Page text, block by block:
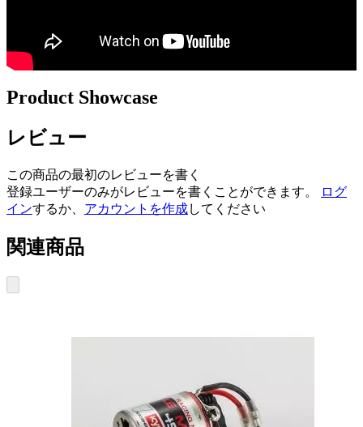
Product Showcase
レビュー
この商品の最初のレビューを書く
登録ユーザーのみがレビューを書くことができます。
ログ
インするか、 アカウントを作成してください
関連商品